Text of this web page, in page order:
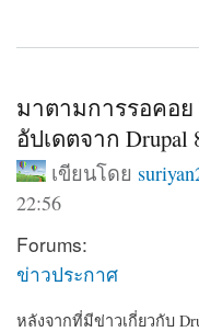
about Check out
มาตามการรอคอย
อัปเดตจาก Drupal
เขียนโดย
22:56
Forums:
ข่าวประกาศ
หลังจากที่มีข่าวเกี่ยวกับ